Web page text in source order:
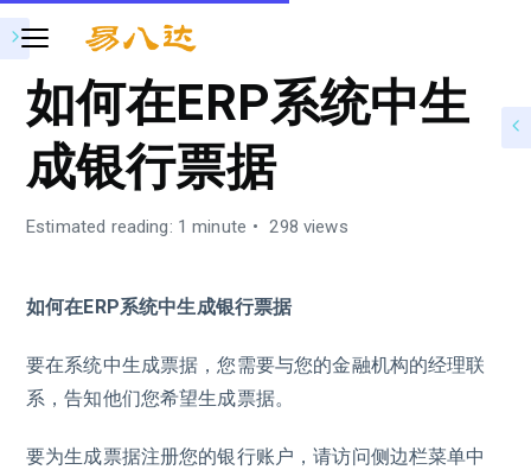
如何在ERP系统中生
成银行票据
Estimated reading: 1 minute 298 views
如何在ERP系统中生成银行票据
要在系统中生成票据，您需要与您的金融机构的经理联
系，告知他们您希望生成票据。
要为生成票据注册您的银行账户，请访问侧边栏菜单中